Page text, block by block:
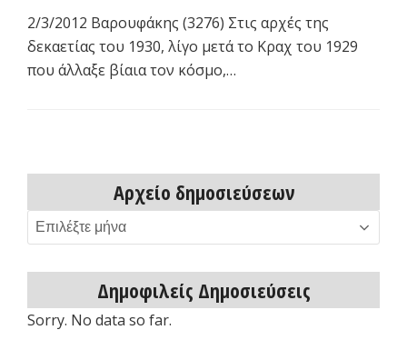
2/3/2012 Βαρουφάκης (3276) Στις αρχές της
δεκαετίας του 1930, λίγο μετά το Κραχ του 1929
που άλλαξε βίαια τον κόσμο,…
Αρχείο δημοσιεύσεων
Αρχείο
δημοσιεύσεων
Δημοφιλείς Δημοσιεύσεις
Sorry. No data so far.